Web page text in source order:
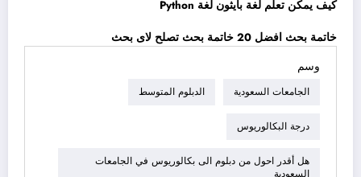
كيف يمكن تعلم لغة بايثون لغة Python
خاتمة بحث افضل 20 خاتمة بحث تصلح لاى بحث
وسم
الجامعات السعودية الدبلوم المتوسط
درجة البكالوريوس
هل أقدر احول من دبلوم الى بكالوريوس في الجامعات
السعودية